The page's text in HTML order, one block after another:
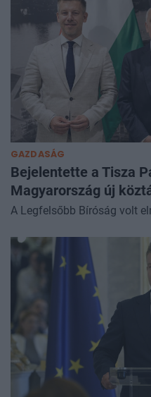
GAZDASÁG
Bejelentette a Tisza
Magyarország új
A Legfelsőbb Bíróság volt